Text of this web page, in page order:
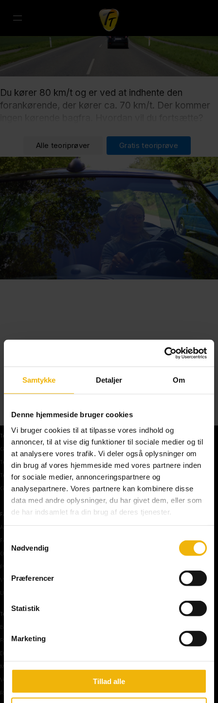
Samtykke Detaljer Om
Denne hjemmeside bruger cookies
Vi bruger cookies til at tilpasse vores indhold og
annoncer, til at vise dig funktioner til sociale medier og til
at analysere vores trafik. Vi deler også oplysninger om
din brug af vores hjemmeside med vores partnere inden
for sociale medier, annonceringspartnere og
analysepartnere. Vores partnere kan kombinere disse
data med andre oplysninger, du har givet dem, eller som
de har indsamlet fra din brug af deres tjenester.
Nødvendig
Præferencer
Statistik
Marketing
Tillad alle
Du kører 80 km/t og er ved at indhente den
forankørende, der kører ca. 70 km/t. Der kommer
Alle teoriprøver Gratis teoriprøve
Teoriprøver
Gratis teoriprøve
Teoriprøver oversigt
Teoriprøver – pakker/priser
Generhvervelse af kørekort
Færdselstavler
Advarselstavler
Forbudstavler
Oplysningstavler
Påbudstavler
Vigepligtstavler
Undertavler
Teoriundervisning
Bilens teknik
Risikoforhold
De første manøvre på vej
Manøvre på vej
Vejkryds
Rundkørsel og motorvej